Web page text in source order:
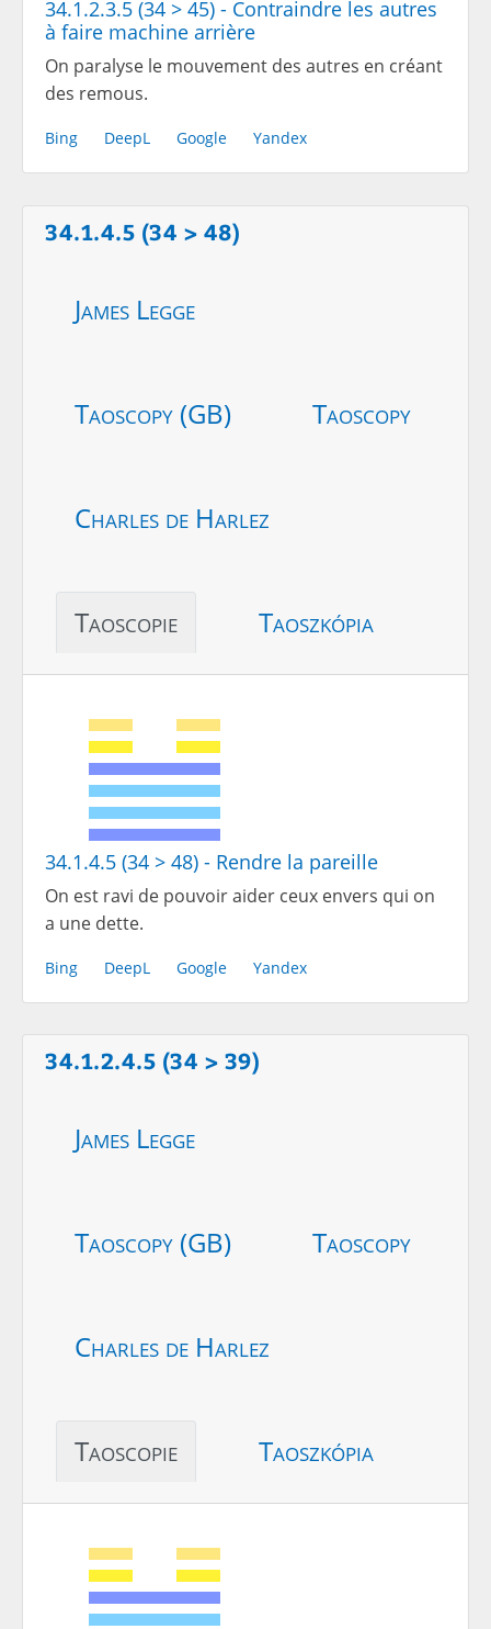
34.1.2.3.5 (34 > 45) - Contraindre les autres
à faire machine arrière
On paralyse le mouvement des autres en créant
des remous.
Bing DeepL Google Yandex
34.1.4.5 (34 > 48)
James Legge
Taoscopy (GB) Taoscopy
Charles de Harlez
Taoscopie Taoszkópia
34.1.4.5 (34 > 48) - Rendre la pareille
On est ravi de pouvoir aider ceux envers qui on
a une dette.
Bing DeepL Google Yandex
34.1.2.4.5 (34 > 39)
James Legge
Taoscopy (GB) Taoscopy
Charles de Harlez
Taoscopie Taoszkópia